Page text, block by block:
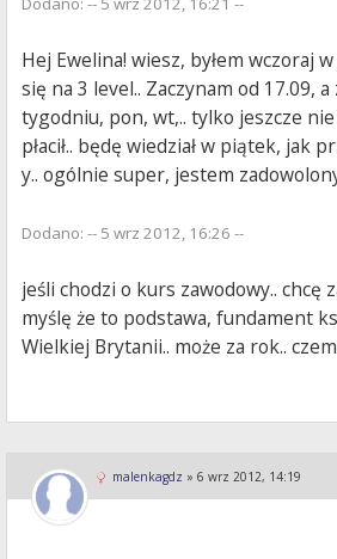
Hej Ewelina! wiesz, byłem wczoraj
się na 3 level.. Zaczynam od 17.09,
tygodniu, pon, wt,.. tylko jeszcze
płacił.. będę wiedział w piątek, jak
y.. ogólnie super, jestem
Dodano: -- 5 wrz 2012, 16:26 --
jeśli chodzi o kurs zawodowy.. chcę
myślę że to podstawa, fundament
Wielkiej Brytanii.. może za rok..
malenkagdz » 6 wrz 2012, 14:19